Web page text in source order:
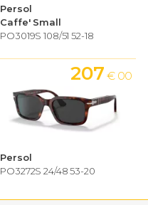
Persol
Caffe' Small
PO3019S 108/51 52-18
Persol
PO3272S 24/48 53-20
207 € 00